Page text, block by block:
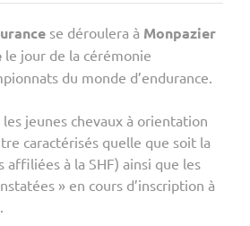
se déroulera à Monpazier
le jour de la cérémonie
du monde d’endurance.
jeunes chevaux à orientation
caractérisés quelle que soit la
affiliées à la SHF) ainsi que les
» en cours d’inscription à